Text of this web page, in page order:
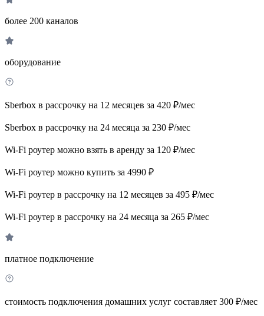
более 200 каналов
оборудование
Sberbox в рассрочку на 12 месяцев за 420 ₽/мес
Sberbox в рассрочку на 24 месяца за 230 ₽/мес
Wi-Fi роутер можно взять в аренду за 120 ₽/мес
Wi-Fi роутер можно купить за 4990 ₽
Wi-Fi роутер в рассрочку на 12 месяцев за 495 ₽/мес
Wi-Fi роутер в рассрочку на 24 месяца за 265 ₽/мес
платное подключение
стоимость подключения домашних услуг составляет 300 ₽/мес